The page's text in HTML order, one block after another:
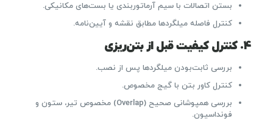
بستن اتصالات با سیم آرماتوربندی یا بست‌های مکانیکی.
کنترل فاصله میلگردها مطابق نقشه و آیین‌نامه.
۴. کنترل کیفیت قبل از بتن‌ریزی
بررسی ثابت‌بودن میلگردها پس از نصب.
کنترل کاور بتن با گیج مخصوص.
بررسی همپوشانی صحیح (Overlap) مخصوص تیر، ستون و
فونداسیون.